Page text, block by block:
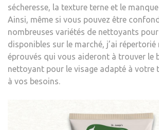
sécheresse, la texture terne et le
Ainsi, même si vous pouvez être
nombreuses variétés de nettoyants
disponibles sur le marché, j’ai
éprouvés qui vous aideront à trouver le
nettoyant pour le visage adapté à votre
à vos besoins.